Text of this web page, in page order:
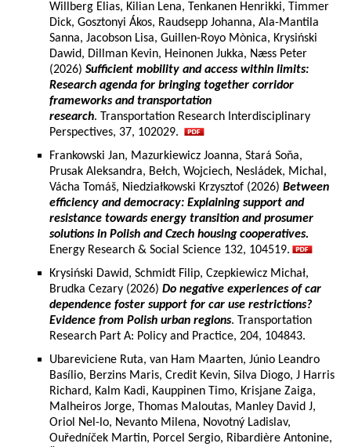
Willberg Elias, Kilian Lena, Tenkanen Henrikki, Timmer
Dick, Gosztonyi Ákos, Raudsepp Johanna, Ala-Mantila
Sanna, Jacobson Lisa, Guillen-Royo Mònica, Krysiński
Dawid, Dillman Kevin, Heinonen Jukka, Næss Peter
(2026) Sufficient mobility and access within limits:
Research agenda for bringing together corridor
frameworks and transportation
research. Transportation Research Interdisciplinary
Perspectives, 37, 102029.
Frankowski Jan, Mazurkiewicz Joanna, Stará Soňa,
Prusak Aleksandra, Bełch, Wojciech, Nesládek, Michal,
Vácha Tomáš, Niedziałkowski Krzysztof (2026) Between
efficiency and democracy: Explaining support and
resistance towards energy transition and prosumer
solutions in Polish and Czech housing cooperatives.
Energy Research & Social Science 132, 104519.
Krysiński Dawid, Schmidt Filip, Czepkiewicz Michał,
Brudka Cezary (2026) Do negative experiences of car
dependence foster support for car use restrictions?
Evidence from Polish urban regions. Transportation
Research Part A: Policy and Practice, 204, 104843.
Ubareviciene Ruta, van Ham Maarten, Júnio Leandro
Basílio, Berzins Maris, Credit Kevin, Silva Diogo, J Harris
Richard, Kalm Kadi, Kauppinen Timo, Krisjane Zaiga,
Malheiros Jorge, Thomas Maloutas, Manley David J,
Oriol Nel-lo, Nevanto Milena, Novotný Ladislav,
Ouředníček Martin, Porcel Sergio, Ribardière Antonine,